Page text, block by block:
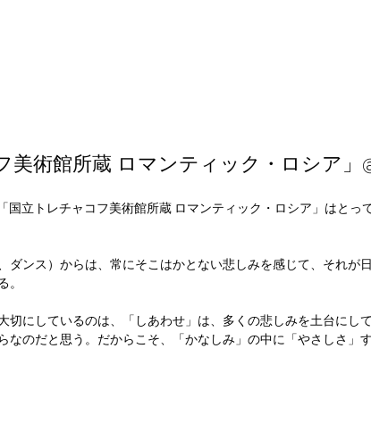
美術館所蔵 ロマンティック・ロシア」
国立トレチャコフ美術館所蔵 ロマンティック・ロシア」はとっ
ダンス）からは、常にそこはかとない悲しみを感じて、それが
。
切にしているのは、「しあわせ」は、多くの悲しみを土台にし
なのだと思う。だからこそ、「かなしみ」の中に「やさしさ」